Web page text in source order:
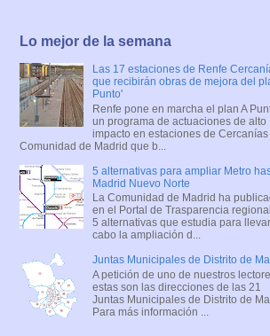
Lo mejor de la semana
Las 17 estaciones de Renfe
que recibirán obras de mejora del
Punto'
Renfe pone en marcha el plan A
un programa de actuaciones de alto
impacto en estaciones de Cercanías
Comunidad de Madrid que b...
5 alternativas para ampliar Metro
Madrid Nuevo Norte
La Comunidad de Madrid ha
en el Portal de Trasparencia
5 alternativas que estudia para
cabo la ampliación d...
Juntas Municipales de Distrito de
A petición de uno de nuestros
estas son las direcciones de las 21
Juntas Municipales de Distrito de
Para más información ...